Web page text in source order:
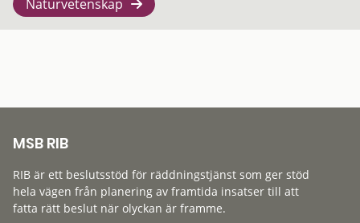
Naturvetenskap
MSB RIB
RIB är ett beslutsstöd för räddningstjänst som ger stöd
hela vägen från planering av framtida insatser till att
fatta rätt beslut när olyckan är framme.